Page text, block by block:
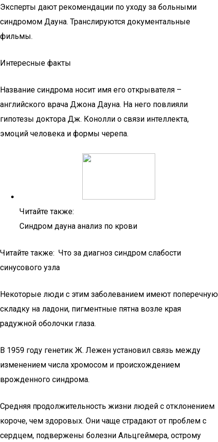
Эксперты дают рекомендации по уходу за больными
синдромом Дауна. Транслируются документальные
фильмы.
Интересные факты
Название синдрома носит имя его открывателя –
английского врача Джона Дауна. На него повлияли
гипотезы доктора Дж. Конолли о связи интеллекта,
эмоций человека и формы черепа.
Читайте также:
Синдром дауна анализ по крови
Читайте также: Что за диагноз синдром слабости
синусового узла
Некоторые люди с этим заболеванием имеют поперечную
складку на ладони, пигментные пятна возле края
радужной оболочки глаза.
В 1959 году генетик Ж. Лежен установил связь между
изменением числа хромосом и происхождением
врожденного синдрома.
Средняя продолжительность жизни людей с отклонением
короче, чем здоровых. Они чаще страдают от проблем с
сердцем, подвержены болезни Альцгеймера, острому